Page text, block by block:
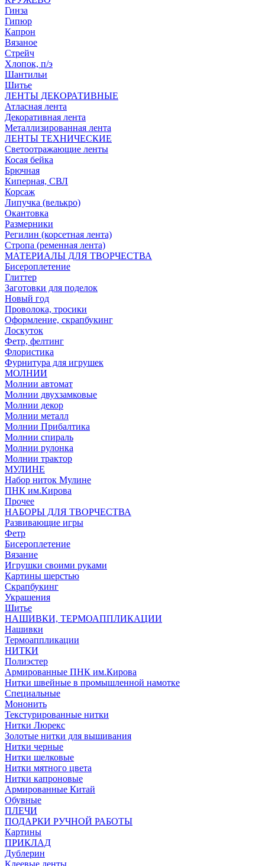
Гинза
Гипюр
Капрон
Вязаное
Стрейч
Хлопок, п/э
Шантильи
Шитье
ЛЕНТЫ ДЕКОРАТИВНЫЕ
Атласная лента
Декоративная лента
Металлизированная лента
ЛЕНТЫ ТЕХНИЧЕСКИЕ
Светоотражающие ленты
Косая бейка
Брючная
Киперная, СВЛ
Корсаж
Липучка (велькро)
Окантовка
Размерники
Регилин (корсетная лента)
Стропа (ременная лента)
МАТЕРИАЛЫ ДЛЯ ТВОРЧЕСТВА
Бисероплетение
Глиттер
Заготовки для поделок
Новый год
Проволока, тросики
Оформление, скрапбукинг
Лоскуток
Фетр, фелтинг
Флористика
Фурнитура для игрушек
МОЛНИИ
Молнии автомат
Молнии двухзамковые
Молнии декор
Молнии металл
Молнии Прибалтика
Молнии спираль
Молнии рулонка
Молнии трактор
МУЛИНЕ
Набор ниток Мулине
ПНК им.Кирова
Прочее
НАБОРЫ ДЛЯ ТВОРЧЕСТВА
Развивающие игры
Фетр
Бисероплетение
Вязание
Игрушки своими руками
Картины шерстью
Скрапбукинг
Украшения
Шитье
НАШИВКИ, ТЕРМОАППЛИКАЦИИ
Нашивки
Термоаппликации
НИТКИ
Полиэстер
Армированные ПНК им.Кирова
Нитки швейные в промышленной намотке
Специальные
Мононить
Текстурированные нитки
Нитки Люрекс
Золотые нитки для вышивания
Нитки черные
Нитки шелковые
Нитки мятного цвета
Нитки капроновые
Армированные Китай
Обувные
ПЛЕЧИ
ПОДАРКИ РУЧНОЙ РАБОТЫ
Картины
ПРИКЛАД
Дублерин
Клеевые ленты